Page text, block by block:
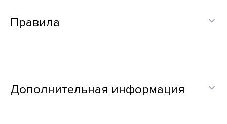
Правила
Дополнительная информация